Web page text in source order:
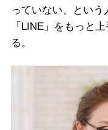
っていない、とい
「LINE」をもっと
る。